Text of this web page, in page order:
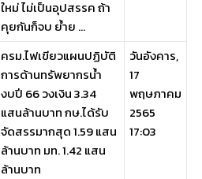
ใหม่ ไม่เป็นอุปสรรค ถ้า
คุยกันก็จบ ย้ำย ...
ครม.ไฟเขียวแผนปฏิบัติ
การด้านทรัพยากรน้ำ
งบปี 66 วงเงิน 3.34
แสนล้านบาท กษ.ได้รับ
จัดสรรมากสุด 1.59 แสน
ล้านบาท มท. 1.42 แสน
ล้านบาท
วันอังคาร,
17
พฤษภาคม
2565
17:03